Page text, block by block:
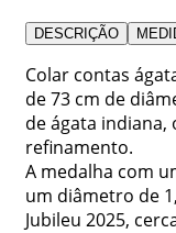
DESCRIÇÃO
Colar contas
de 73 cm de
de ágata
refinamento.
A medalha com
um diâmetro de
Jubileu 2025,